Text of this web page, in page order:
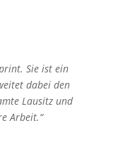
Sie ist ein
dabei den
Lausitz und
Arbeit.“